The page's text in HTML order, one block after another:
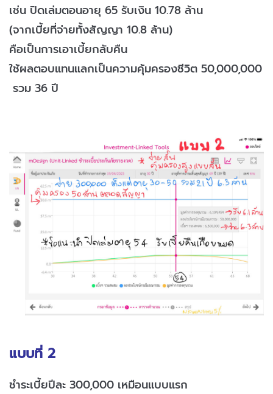
เช่น ปิดเล่มตอนอายุ 65 รับเงิน 10.78 ล้าน
(จากเบี้ยที่จ่ายทั้งสัญญา 10.8 ล้าน)
คือเป็นการเอาเบี้ยกลับคืน
ใช้ผลตอบแทนแลกเป็นความคุ้มครองชีวิต 50,000,000
รวม 36 ปี
แบบที่ 2
ชำระเบี้ยปีละ 300,000 เหมือนแบบแรก